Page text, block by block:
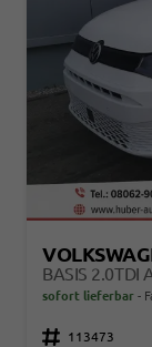
BASIS 2.0TDI
sofort lieferbar
Fahrzeugnr. 113473